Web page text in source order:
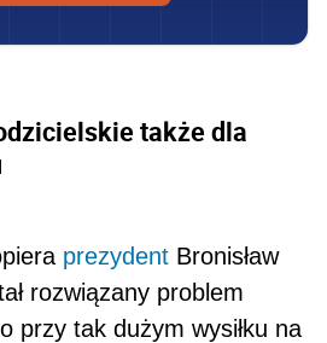
także dla
prezydent Bronisław
rozwiązany problem
przy tak dużym wysiłku na